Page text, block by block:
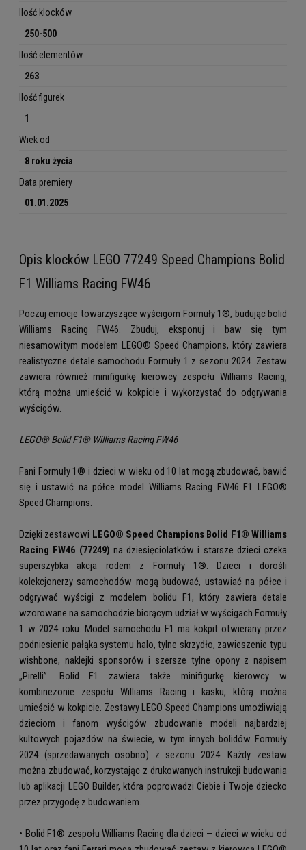
Ilość klocków
250-500
Ilość elementów
263
Ilość figurek
1
Wiek od
8 roku życia
Data premiery
01.01.2025
Opis klocków LEGO 77249 Speed Champions Bolid
F1 Williams Racing FW46
Poczuj emocje towarzyszące wyścigom Formuły 1®, budując bolid
Williams Racing FW46. Zbuduj, eksponuj i baw się tym
niesamowitym modelem LEGO® Speed Champions, który zawiera
realistyczne detale samochodu Formuły 1 z sezonu 2024. Zestaw
zawiera również minifigurkę kierowcy zespołu Williams Racing,
którą można umieścić w kokpicie i wykorzystać do odgrywania
wyścigów.
LEGO® Bolid F1® Williams Racing FW46
Fani Formuły 1® i dzieci w wieku od 10 lat mogą zbudować, bawić
się i ustawić na półce model Williams Racing FW46 F1 LEGO®
Speed Champions.
Dzięki zestawowi LEGO® Speed Champions Bolid F1® Williams
Racing FW46 (77249) na dziesięciolatków i starsze dzieci czeka
superszybka akcja rodem z Formuły 1®. Dzieci i dorośli
kolekcjonerzy samochodów mogą budować, ustawiać na półce i
odgrywać wyścigi z modelem bolidu F1, który zawiera detale
wzorowane na samochodzie biorącym udział w wyścigach Formuły
1 w 2024 roku. Model samochodu F1 ma kokpit otwierany przez
podniesienie pałąka systemu halo, tylne skrzydło, zawieszenie typu
wishbone, naklejki sponsorów i szersze tylne opony z napisem
„Pirelli”. Bolid F1 zawiera także minifigurkę kierowcy w
kombinezonie zespołu Williams Racing i kasku, którą można
umieścić w kokpicie. Zestawy LEGO Speed Champions umożliwiają
dzieciom i fanom wyścigów zbudowanie modeli najbardziej
kultowych pojazdów na świecie, w tym innych bolidów Formuły
2024 (sprzedawanych osobno) z sezonu 2024. Każdy zestaw
można zbudować, korzystając z drukowanych instrukcji budowania
lub aplikacji LEGO Builder, która poprowadzi Ciebie i Twoje dziecko
przez przygodę z budowaniem.
• Bolid F1® zespołu Williams Racing dla dzieci — dzieci w wieku od